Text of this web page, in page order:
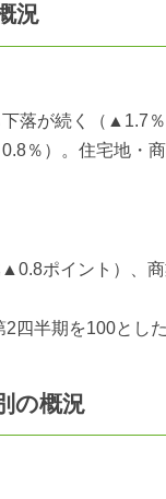
況
落が続く（▲1.7
％）。住宅地・
ポイント）、
四半期を100とし
の概況